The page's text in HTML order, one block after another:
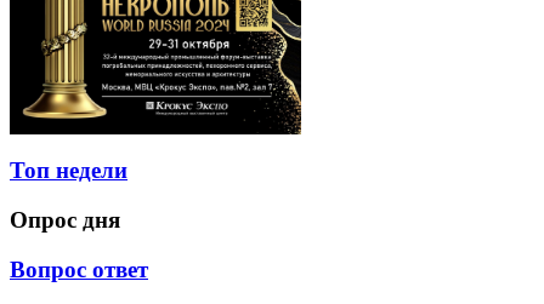
Топ недели
Опрос дня
Вопрос ответ